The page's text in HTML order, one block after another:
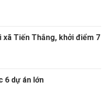
Tiến Thắng, khởi điểm 7
6 dự án lớn